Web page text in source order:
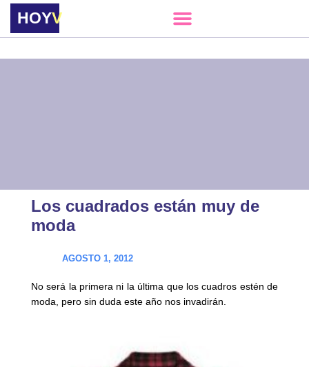
HOYVERE
Los cuadrados están muy de
moda
AGOSTO 1, 2012
No será la primera ni la última que los cuadros estén de
moda, pero sin duda este año nos invadirán.